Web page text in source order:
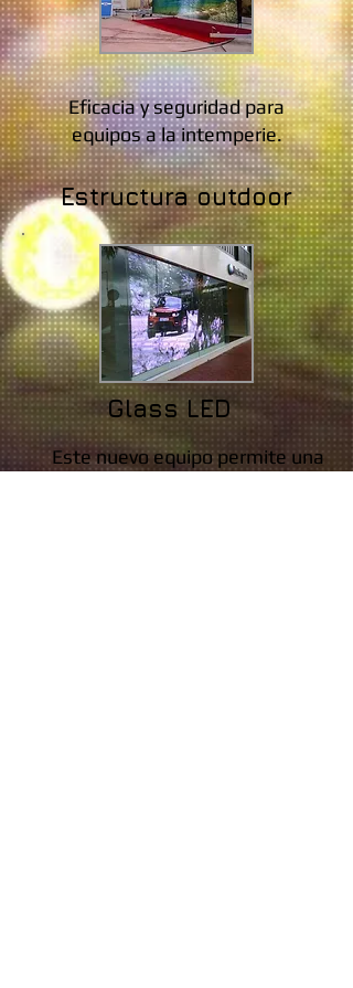
Eficacia y seguridad para
equipos a la intemperie.
Estructura outdoor
Glass LED
Este nuevo equipo permite una